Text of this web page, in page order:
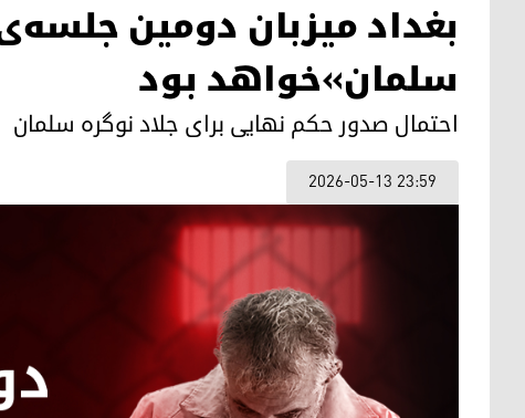
بغداد میزبان دومین
سلمان»خواهد بود
احتمال صدور حکم نهایی برای جلاد نوگره سلمان
2026-05-13 23:59